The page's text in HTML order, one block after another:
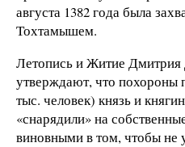
августа 1382 года была
Тохтамышем.
Летопись и Житие Дмитрия
утверждают, что похороны
тыс. человек) князь и
«снарядили» на
виновными в том, чтобы не